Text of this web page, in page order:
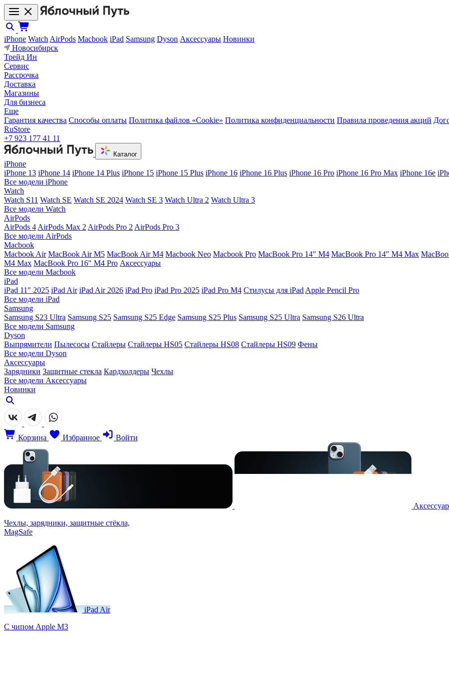
iPhone Watch AirPods Macbook iPad Samsung Dyson Аксессуары Новинки
Новосибирск
Трейд Ин
Сервис
Рассрочка
Доставка
Магазины
Для бизнеса
Еще
Гарантия качества Способы оплаты Политика файлов «Cookie» Политика конфиденциальности Правила проведения акций
RuStore
+7 923 177 41 11
Каталог
iPhone
iPhone 13 iPhone 14 iPhone 14 Plus iPhone 15 iPhone 15 Plus iPhone 16 iPhone 16 Plus iPhone 16 Pro iPhone 16 Pro Max iPhone 16e
Все модели iPhone
Watch
Watch S11 Watch SE Watch SE 2024 Watch SE 3 Watch Ultra 2 Watch Ultra 3
Все модели Watch
AirPods
AirPods 4 AirPods Max 2 AirPods Pro 2 AirPods Pro 3
Все модели AirPods
Macbook
Macbook Air MacBook Air M5 MacBook Air М4 Macbook Neo Macbook Pro MacBook Pro 14″ M4 MacBook Pro 14″ M4 Max
M4 Max MacBook Pro 16″ M4 Pro Аксессуары
Все модели Macbook
iPad
iPad 11″ 2025 iPad Air iPad Air 2026 iPad Pro iPad Pro 2025 iPad Pro M4 Стилусы для iPad Apple Pencil Pro
Все модели iPad
Samsung
Samsung S23 Ultra Samsung S25 Samsung S25 Edge Samsung S25 Plus Samsung S25 Ultra Samsung S26 Ultra
Все модели Samsung
Dyson
Выпрямители Пылесосы Стайлеры Стайлеры HS05 Стайлеры HS08 Стайлеры HS09 Фены
Все модели Dyson
Аксессуары
Зарядники Защитные стекла Кардхолдеры Чехлы
Все модели Аксессуары
Новинки
Корзина Избранное Войти
Чехлы, зарядники, защитные стёкла,
MagSafe
iPad Air
C чипом Apple M3